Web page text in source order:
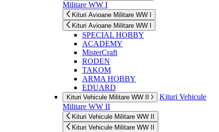
Militare WW I
Kituri Avioane Militare WW I
Kituri Avioane Militare WW I
SPECIAL HOBBY
ACADEMY
MisterCraft
RODEN
TAKOM
ARMA HOBBY
EDUARD
Kituri Vehicule Militare WW II
Kituri Vehicule
Militare WW II
Kituri Vehicule Militare WW II
Kituri Vehicule Militare WW II